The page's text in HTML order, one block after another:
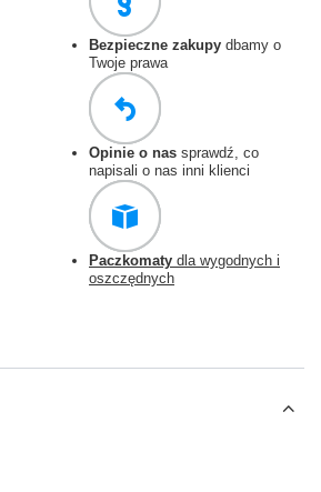
Bezpieczne zakupy dbamy o
Twoje prawa
Opinie o nas sprawdź, co
napisali o nas inni klienci
Paczkomaty dla wygodnych i
oszczędnych